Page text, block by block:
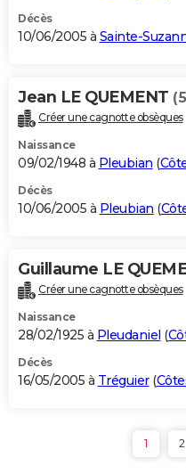
Décès
10/06/2005 à Sainte-
Jean LE QUEMENT
Créer une cagnotte obsèques
Naissance
09/02/1948 à Pleubian (
Décès
10/06/2005 à Pleubian (
Guillaume LE
Créer une cagnotte obsèques
Naissance
28/02/1925 à Pleudaniel (
Décès
16/05/2005 à Tréguier(
1 2